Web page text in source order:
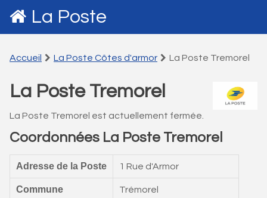
La Poste
Accueil La Poste Côtes d'armor La Poste Tremorel
La Poste Tremorel
La Poste Tremorel est actuellement fermée.
Coordonnées La Poste Tremorel
Adresse de la Poste 1 Rue d'Armor
Commune Trémorel